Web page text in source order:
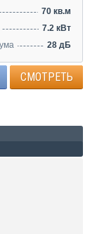
70 кв.м
7.2 кВт
28 дБ
СМОТРЕТЬ